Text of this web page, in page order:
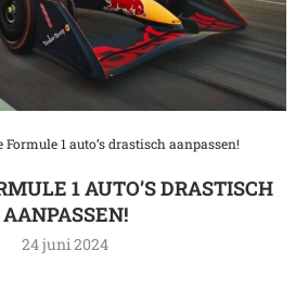
1 auto’s drastisch aanpassen!
1 AUTO’S DRASTISCH
AANPASSEN!
24 juni 2024